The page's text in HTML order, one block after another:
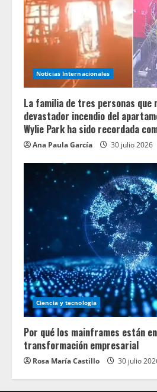
Noticias Internacionales
La familia de tres personas que
devastador incendio del
Wylie Park ha sido recordada
Ana Paula García 30 julio 2026
Ciencia y tecnologia
Por qué los mainframes están
transformación empresarial
Rosa María Castillo 30 julio